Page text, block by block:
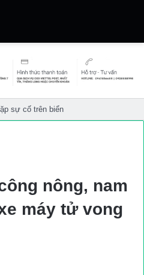
sự cố trên biển
nông, nam
máy tử vong